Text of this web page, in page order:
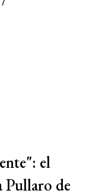
el
Pullaro de